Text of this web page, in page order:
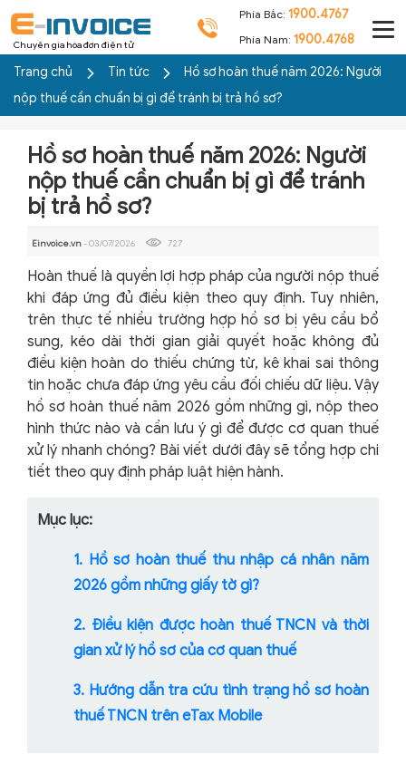
Chuyên gia hóa đơn điện tử
Phía Bắc: 1900.4767
Phía Nam: 1900.4768
Trang chủ Tin tức
Hồ sơ hoàn thuế năm 2026: Người
nộp thuế cần chuẩn bị gì để tránh bị trả hồ sơ?
Hồ sơ hoàn thuế năm 2026: Người
nộp thuế cần chuẩn bị gì để tránh
bị trả hồ sơ?
Einvoice.vn- 03/07/2026 727
Hoàn thuế là quyền lợi hợp pháp của người nộp thuế
khi đáp ứng đủ điều kiện theo quy định. Tuy nhiên,
trên thực tế nhiều trường hợp hồ sơ bị yêu cầu bổ
sung, kéo dài thời gian giải quyết hoặc không đủ
điều kiện hoàn do thiếu chứng từ, kê khai sai thông
tin hoặc chưa đáp ứng yêu cầu đối chiếu dữ liệu. Vậy
hồ sơ hoàn thuế năm 2026 gồm những gì, nộp theo
hình thức nào và cần lưu ý gì để được cơ quan thuế
xử lý nhanh chóng? Bài viết dưới đây sẽ tổng hợp chi
tiết theo quy định pháp luật hiện hành.
Mục lục:
1. Hồ sơ hoàn thuế thu nhập cá nhân năm
2026 gồm những giấy tờ gì?
2. Điều kiện được hoàn thuế TNCN và thời
gian xử lý hồ sơ của cơ quan thuế
3. Hướng dẫn tra cứu tình trạng hồ sơ hoàn
thuế TNCN trên eTax Mobile